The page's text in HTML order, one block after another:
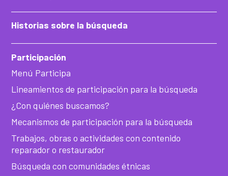
Historias sobre la búsqueda
Participación
Menú Participa
Lineamientos de participación para la búsqueda
¿Con quiénes buscamos?
Mecanismos de participación para la búsqueda
Trabajos, obras o actividades con contenido
reparador o restaurador
Búsqueda con comunidades étnicas